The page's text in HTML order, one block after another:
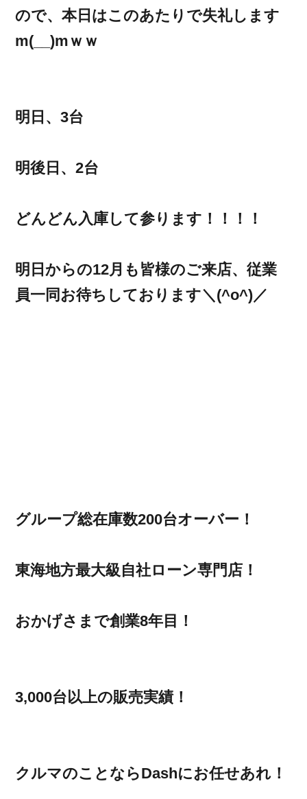
ので、本日はこのあたりで失礼します
m(__)mｗｗ
明日、3台
明後日、2台
どんどん入庫して参ります！！！！
明日からの12月も皆様のご来店、従業
員一同お待ちしております＼(^o^)／
グループ総在庫数200台オーバー！
東海地方最大級自社ローン専門店！
おかげさまで創業8年目！
3,000台以上の販売実績！
クルマのことならDashにお任せあれ！